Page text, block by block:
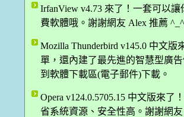
IrfanView v4.73 來了！一套可以
費軟體哦。謝謝網友 Alex 推薦
Mozilla Thunderbird v145.0 中文
單，還內建了最先進的智慧型廣
到軟體下載區(電子郵件)下載。
Opera v124.0.5705.15 中文版來
省系統資源、安全性高。謝謝網